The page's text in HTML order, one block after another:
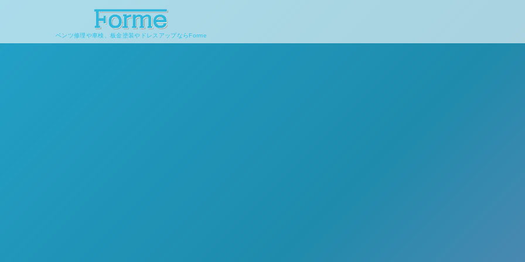
ベンツ修理や車検、板金塗装やドレスアップならForme